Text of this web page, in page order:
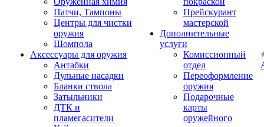
Патчи, Тампоны
Центры для чистки
оружия
Шомпола
Аксессуары для оружия
Антабки
Дульные насадки
Бланки ствола
Затыльники
ДТК и
пламегасители
Прейскурант
мастерской
Дополнительные
услуги
Комиссионный
отдел
Переоформление
оружия
Подарочные
карты
оружейного